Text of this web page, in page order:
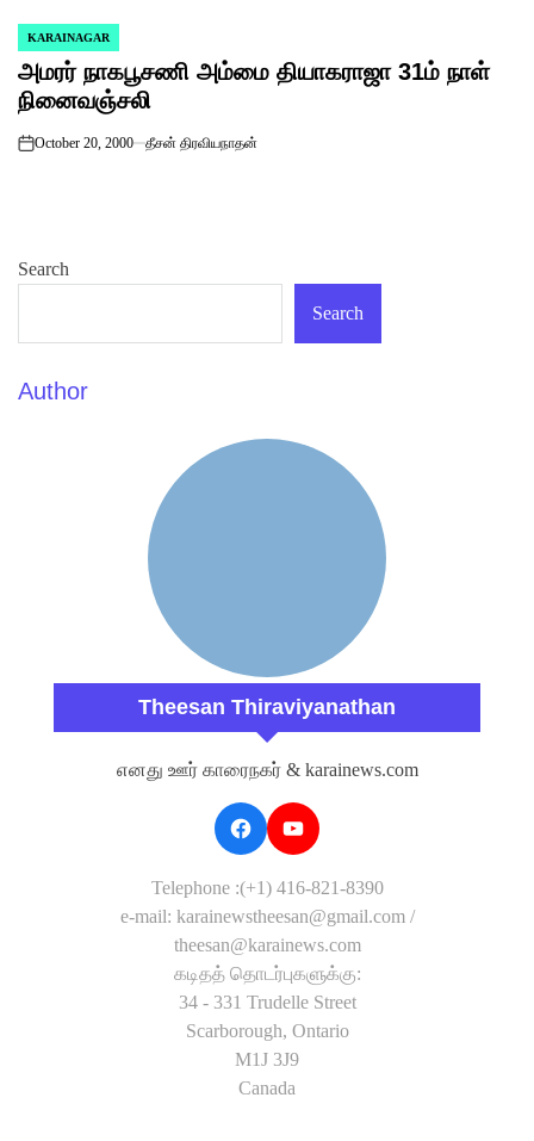
POSTED
IN
KARAINAGAR
அமரர் நாகபூசணி அம்மை தியாகராஜா 31ம் நாள்
நினைவஞ்சலி
on
October 20, 2000 தீசன் திரவியநாதன்
Search
Search
Author
Theesan Thiraviyanathan
எனது ஊர் காரைநகர் & karainews.com
Telephone :(+1) 416-821-8390
e-mail: karainewstheesan@gmail.com /
theesan@karainews.com
கடிதத் தொடர்புகளுக்கு:
34 - 331 Trudelle Street
Scarborough, Ontario
M1J 3J9
Canada